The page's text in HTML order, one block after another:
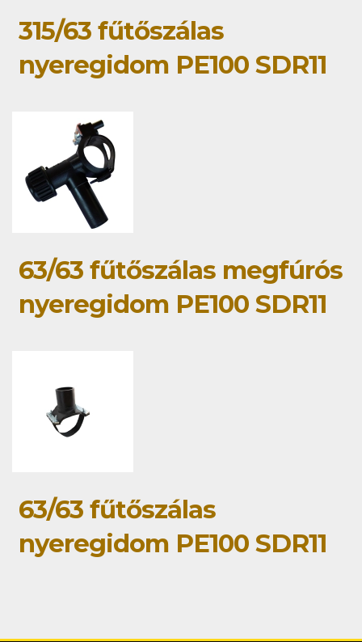
315/63 fűtőszálas
nyeregidom PE100 SDR11
63/63 fűtőszálas megfúrós
nyeregidom PE100 SDR11
63/63 fűtőszálas
nyeregidom PE100 SDR11